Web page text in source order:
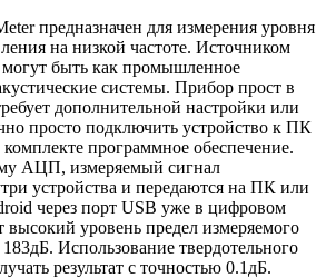
предназначен для измерения уровня
на низкой частоте. Источником
могут быть как промышленное
системы. Прибор прост в
дополнительной настройки или
просто подключить устройство к ПК
программное обеспечение.
АЦП, измеряемый сигнал
устройства и передаются на ПК или
через порт USB уже в цифровом
уровень предел измеряемого
Использование твердотельного
результат с точностью 0.1дБ.